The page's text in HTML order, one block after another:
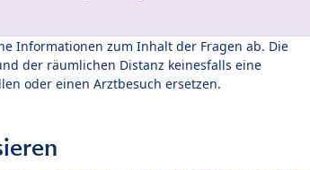
Informationen zum Inhalt der Fragen ab. Die
der räumlichen Distanz keinesfalls eine
oder einen Arztbesuch ersetzen.